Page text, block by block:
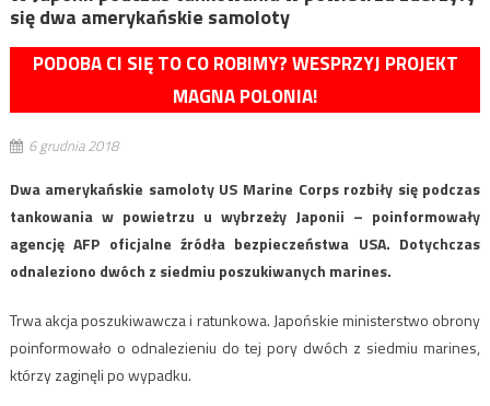
się dwa amerykańskie samoloty
PODOBA CI SIĘ TO CO ROBIMY? WESPRZYJ PROJEKT
MAGNA POLONIA!
6 grudnia 2018
Dwa amerykańskie samoloty US Marine Corps rozbiły się podczas
tankowania w powietrzu u wybrzeży Japonii – poinformowały
agencję AFP oficjalne źródła bezpieczeństwa USA. Dotychczas
odnaleziono dwóch z siedmiu poszukiwanych marines.
Trwa akcja poszukiwawcza i ratunkowa. Japońskie ministerstwo obrony
poinformowało o odnalezieniu do tej pory dwóch z siedmiu marines,
którzy zaginęli po wypadku.